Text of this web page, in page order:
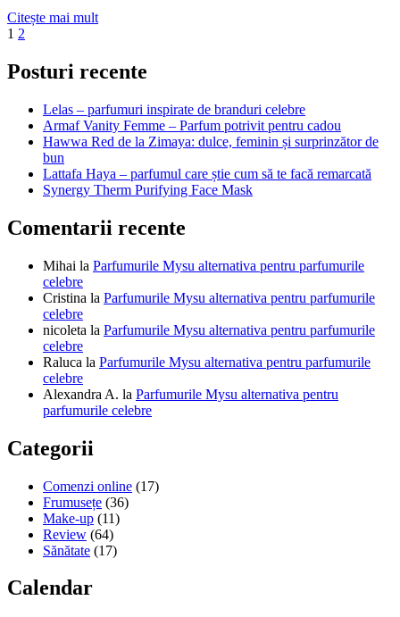
Citește mai multTestere
Sauvage
apa
parfum
Paginație
articole
Page
1 Page
2
Posturi recente
Lelas – parfumuri inspirate de branduri celebre
Armaf Vanity Femme – Parfum potrivit pentru cadou
Hawwa Red de la Zimaya: dulce, feminin și surprinzător de
bun
Lattafa Haya – parfumul care știe cum să te facă remarcată
Synergy Therm Purifying Face Mask
Comentarii recente
Mihai la Parfumurile Mysu alternativa pentru parfumurile
celebre
Cristina la Parfumurile Mysu alternativa pentru parfumurile
celebre
nicoleta la Parfumurile Mysu alternativa pentru parfumurile
celebre
Raluca la Parfumurile Mysu alternativa pentru parfumurile
celebre
Alexandra A. la Parfumurile Mysu alternativa pentru
parfumurile celebre
Categorii
Comenzi online (17)
Frumusețe (36)
Make-up (11)
Review (64)
Sănătate (17)
Calendar